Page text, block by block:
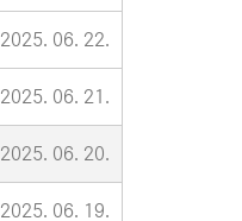
2025. 06. 22.
2025. 06. 21.
2025. 06. 20.
2025. 06. 19.